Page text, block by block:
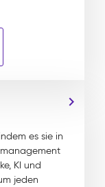
es sie in
KI und
jeden